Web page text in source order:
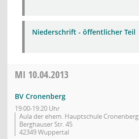
Niederschrift - öffentlicher Teil
MI 10.04.2013
BV Cronenberg
19:00-19:20 Uhr
Aula der ehem. Hauptschule Cronenberg
Berghauser Str. 45
42349 Wuppertal